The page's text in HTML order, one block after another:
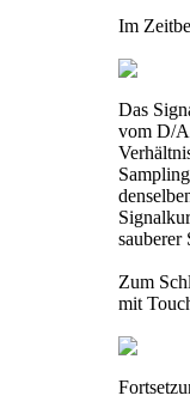
Im
Das
vom D/
sauberer
Zum
mit